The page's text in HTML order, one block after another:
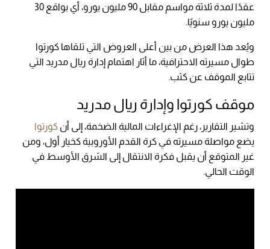
عقدًا لمدة ثلاثة مواسم مقابل 90 مليون يورو، أي بواقع 30
مليون يورو سنويًا.
ويُعد هذا العرض من بين أعلى العروض التي تلقاها كورتوا
طوال مسيرته الاحترافية، ما أثار اهتمام إدارة ريال مدريد التي
تتابع الموقف عن كثب.
موقف كورتوا وإدارة ريال مدريد
وتشير التقارير، رغم الإغراءات المالية الضخمة، إلى أن كورتوا
يضع مواصلة مسيرته في كرة القدم الأوروبية كخيار أول، ومن
غير المتوقع أن يقبل فكرة الانتقال إلى الشرق الأوسط في
الوقت الحالي.